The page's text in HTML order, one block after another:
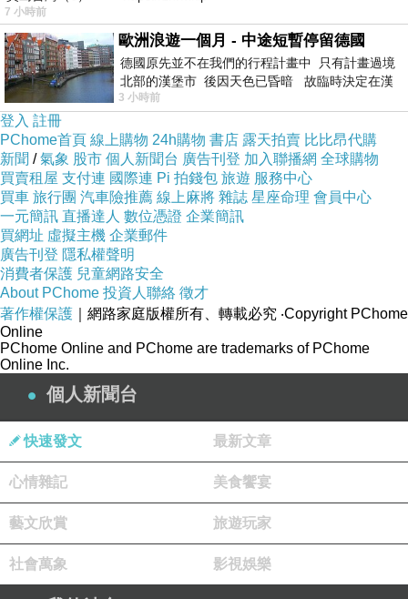
達克比辦案１：誰是仿冒大王？─動物的保護色與擬
態
食蚜蠅仿冒胡蜂的模樣招搖撞騙？鱷龜假扮成石頭，
還伸出了舌頭，想做什麼呢？究竟是誰假冒魚醫生把鯊魚
咬了一口！大便竟然會說話？蝸牛爺爺被嚇昏嘍。阿拉伯
狒狒男扮女裝，鬼鬼祟祟，其實是為了討生活……
讓你意想不到的動物偽裝行為都在精采的漫畫裡，快
跟達克比一起去辦案！
■ 蜂狂搖滾樂團
■ 龜嘴裡的祕密
■ 真假魚醫生
達克比辦案２：壞蛋的祕密─另類的動物育兒行為
竟然有動物餵幼兒吃大便和死屍？螞蟻媽媽不照顧小
7 小時前
歐洲浪遊一個月 - 中途短暫停留德國
德國原先並不在我們的行程計畫中 只有計畫過境
北部的漢堡市 後因天色已昏暗 故臨時決定在漢
堡市吃晚餐和過夜
3 小時前
登入 註冊
PChome首頁 線上購物 24h購物 書店 露天拍賣 比比昂代購
新聞 /氣象 股市 個人新聞台 廣告刊登 加入聯播網 全球購物
買賣租屋 支付連 國際連 Pi 拍錢包 旅遊 服務中心
買車 旅行團 汽車險推薦 線上麻將 雜誌 星座命理 會員中心
一元簡訊 直播達人 數位憑證 企業簡訊
買網址 虛擬主機 企業郵件
廣告刊登 隱私權聲明
消費者保護 兒童網路安全
About PChome 投資人聯絡 徵才
著作權保護 ｜網路家庭版權所有、轉載必究 ‧Copyright PChome
Online
PChome Online and PChome are trademarks of PChome
Online Inc.
個人新聞台
快速發文 最新文章
心情雜記 美食饗宴
藝文欣賞 旅遊玩家
社會萬象 影視娛樂